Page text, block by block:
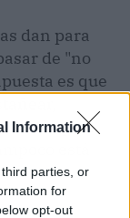
Information
parties, or
for
opt-out
dan para
de "no
es que
la IA para